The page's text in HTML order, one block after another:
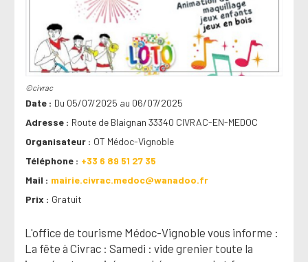
©civrac
Date
Du 05/07/2025 au 06/07/2025
Adresse
Route de Blaignan 33340 CIVRAC-EN-MEDOC
Organisateur
OT Médoc-Vignoble
Téléphone
+33 6 89 51 27 35
Mail
mairie.civrac.medoc@wanadoo.fr
Prix
Gratuit
L'office de tourisme Médoc-Vignoble vous informe :
La fête à Civrac : Samedi : vide grenier toute la